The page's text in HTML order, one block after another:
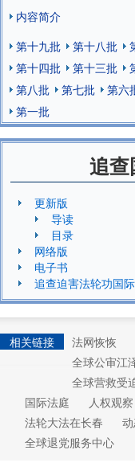
内容简介
第十九批
第十八批
第十四批
第十三批
第八批
第七批 第六
第一批
追
更新版
导读
目录
网络版
电子书
追查迫害法轮功国
相关链接 法网恢恢
全球公审江
全球营救受
国际法庭
人权观察
法轮大法在长春
全球退党服务中心